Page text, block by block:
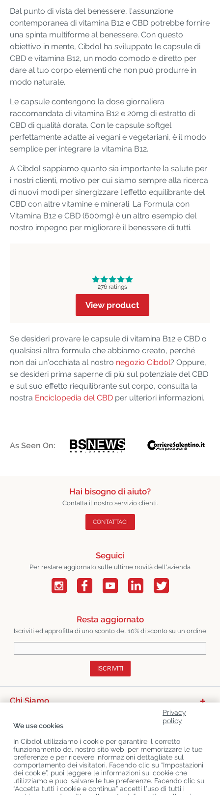
Dal punto di vista del benessere, l'assunzione
contemporanea di vitamina B12 e CBD potrebbe fornire
una spinta multiforme al benessere. Con questo
obiettivo in mente, Cibdol ha sviluppato le capsule di
CBD e vitamina B12, un modo comodo e diretto per
dare al tuo corpo elementi che non può produrre in
modo naturale.
Le capsule contengono la dose giornaliera
raccomandata di vitamina B12 e 20mg di estratto di
CBD di qualità dorata. Con le capsule softgel
perfettamente adatte ai vegani e vegetariani, è il modo
semplice per integrare la vitamina B12.
A Cibdol sappiamo quanto sia importante la salute per
i nostri clienti, motivo per cui siamo sempre alla ricerca
di nuovi modi per sinergizzare l'effetto equilibrante del
CBD con altre vitamine e minerali. La Formula con
Vitamina B12 e CBD (600mg) è un altro esempio del
nostro impegno per migliorare il benessere di tutti.
276 ratings
View product
Se desideri provare le capsule di vitamina B12 e CBD o
qualsiasi altra formula che abbiamo creato, perché
non dai un’occhiata al nostro negozio Cibdol? Oppure,
se desideri prima saperne di più sul potenziale del CBD
e sul suo effetto riequilibrante sul corpo, consulta la
nostra Enciclopedia del CBD per ulteriori informazioni.
As Seen On:
Hai bisogno di aiuto?
Contatta il nostro servizio clienti.
CONTATTACI
Seguici
Per restare aggiornato sulle ultime novità dell'azienda
Resta aggiornato
Iscriviti ed approfitta di uno sconto del 10% di sconto su un ordine
ISCRIVITI
Chi Siamo
Ultimo CBD Blogs
Privacy
policy
We use cookies
In Cibdol utilizziamo i cookie per garantire il corretto
funzionamento del nostro sito web, per memorizzare le tue
preferenze e per ricevere informazioni dettagliate sul
comportamento dei visitatori. Facendo clic su “Impostazioni
dei cookie”, puoi leggere le informazioni sui cookie che
utilizziamo e puoi salvare le tue preferenze. Facendo clic su
“Accetta tutti i cookie e continua” accetti l’uso di tutti i
Copyright©Cibdol Last updated 08-08-2026
Cibdol bv, Handelsweg 1a, 5492NL Sint-Oedenrode, the Netherlands